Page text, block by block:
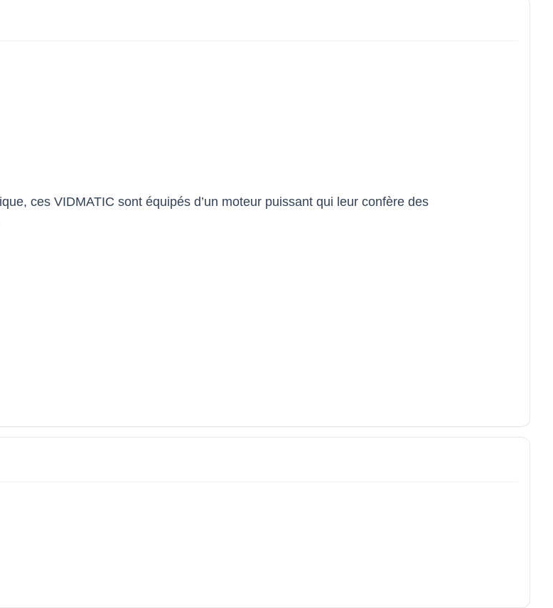
ces VIDMATIC sont équipés d’un moteur puissant qui leur confère des